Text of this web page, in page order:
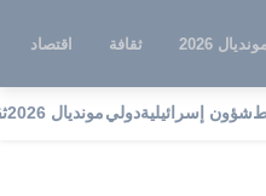
2026 ثقافة اقتصاد
شؤون إسرائيليةدوليمونديال 2026